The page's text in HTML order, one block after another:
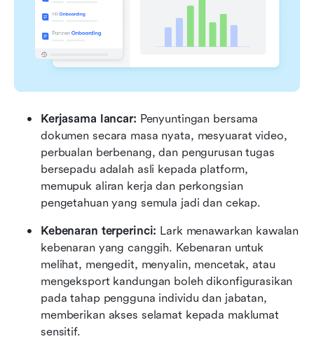
Kerjasama lancar: Penyuntingan bersama
dokumen secara masa nyata, mesyuarat video,
perbualan berbenang, dan pengurusan tugas
bersepadu adalah asli kepada platform,
memupuk aliran kerja dan perkongsian
pengetahuan yang semula jadi dan cekap.
Kebenaran terperinci: Lark menawarkan kawalan
kebenaran yang canggih. Kebenaran untuk
melihat, mengedit, menyalin, mencetak, atau
mengeksport kandungan boleh dikonfigurasikan
pada tahap pengguna individu dan jabatan,
memberikan akses selamat kepada maklumat
sensitif.